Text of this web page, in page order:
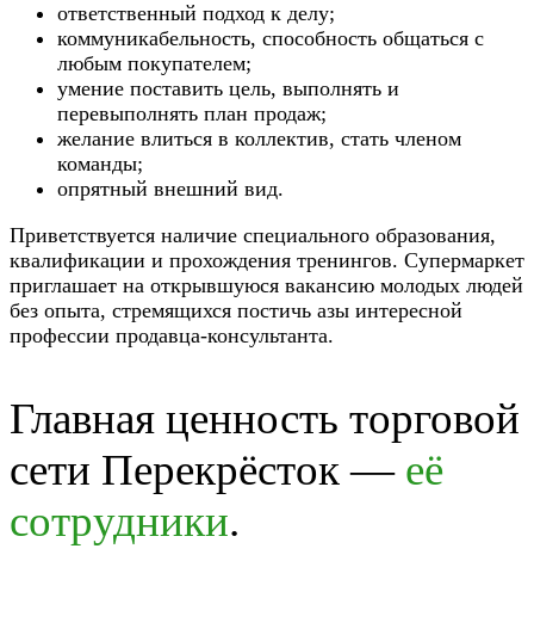
ответственный подход к делу;
коммуникабельность, способность общаться с
любым покупателем;
умение поставить цель, выполнять и
перевыполнять план продаж;
желание влиться в коллектив, стать членом
команды;
опрятный внешний вид.
Приветствуется наличие специального образования,
квалификации и прохождения тренингов. Супермаркет
приглашает на открывшуюся вакансию молодых людей
без опыта, стремящихся постичь азы интересной
профессии продавца-консультанта.
Главная ценность торговой
сети Перекрёсток — её
сотрудники.